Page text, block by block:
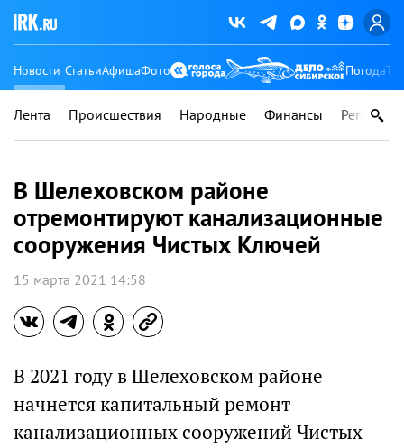
Новости СтатьиАфишаФото Погода
Лента Происшествия Народные Финансы Регионы
В Шелеховском районе
отремонтируют канализационные
сооружения Чистых Ключей
15 марта 2021 14:58
В 2021 году в Шелеховском районе
начнется капитальный ремонт
канализационных сооружений Чистых